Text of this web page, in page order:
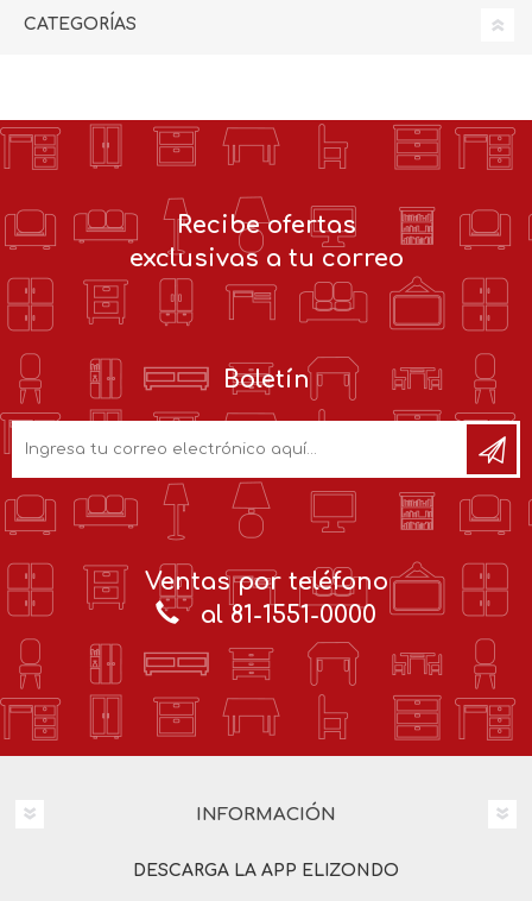
CATEGORÍAS
Recibe ofertas
exclusivas a tu correo
Boletín
Ventas por teléfono
al 81-1551-0000
INFORMACIÓN
DESCARGA LA APP ELIZONDO